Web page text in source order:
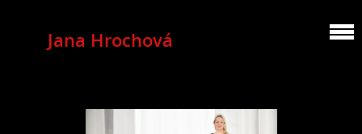
Jana Hrochová
MEZZOSOPRANO